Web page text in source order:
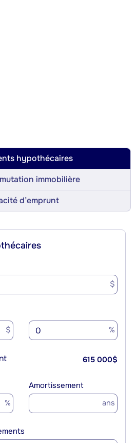
hypothécaires
immobilière
d’emprunt
$
$ %
615 000$
%
Amortissement
ans